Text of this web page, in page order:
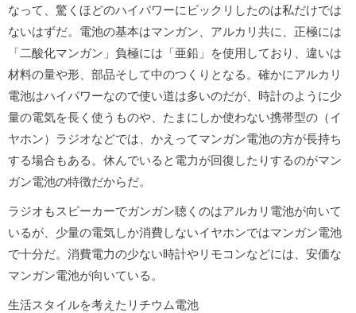
なって、驚くほどのハイパワーにビックリしたのは私だけでは
ないはずだ。電池の基本はマンガン、アルカリ共に、正極には
「二酸化マンガン」負極には「亜鉛」を使用しており、違いは
材料の量や形、部品そして中のつくりとなる。確かにアルカリ
電池はハイパワーなので使い道は多いのだが、時計のように少
量の電気を長く使うものや、たまにしか使わない携帯型の（イ
ヤホン）ラジオなどでは、かえってマンガン電池の方が長持ち
する場合もある。休んでいると電力が回復したりするのがマン
ガン電池の特徴だからだ。
ラジオもスピーカーでガンガン聴くのはアルカリ電池が向いて
いるが、少量の電気しか消費しないイヤホンではマンガン電池
で十分だ。消費電力の少ない時計やリモコンなどには、安価な
マンガン電池が向いている。
生活スタイルを考えたリチウム電池